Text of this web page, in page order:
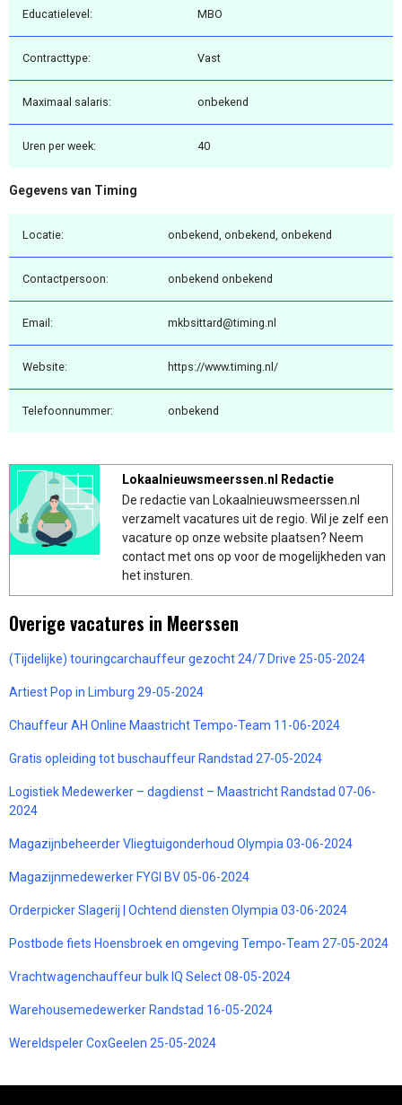
Educatielevel: MBO
Contracttype: Vast
Maximaal salaris: onbekend
Uren per week: 40
Gegevens van Timing
Locatie: onbekend, onbekend, onbekend
Contactpersoon: onbekend onbekend
Email: mkbsittard@timing.nl
Website: https://www.timing.nl/
Telefoonnummer: onbekend
Lokaalnieuwsmeerssen.nl Redactie
De redactie van Lokaalnieuwsmeerssen.nl
verzamelt vacatures uit de regio. Wil je zelf een
vacature op onze website plaatsen? Neem
contact met ons op voor de mogelijkheden van
het insturen.
Overige vacatures in Meerssen
(Tijdelijke) touringcarchauffeur gezocht 24/7 Drive 25-05-2024
Artiest Pop in Limburg 29-05-2024
Chauffeur AH Online Maastricht Tempo-Team 11-06-2024
Gratis opleiding tot buschauffeur Randstad 27-05-2024
Logistiek Medewerker – dagdienst – Maastricht Randstad 07-06-
2024
Magazijnbeheerder Vliegtuigonderhoud Olympia 03-06-2024
Magazijnmedewerker FYGI BV 05-06-2024
Orderpicker Slagerij | Ochtend diensten Olympia 03-06-2024
Postbode fiets Hoensbroek en omgeving Tempo-Team 27-05-2024
Vrachtwagenchauffeur bulk IQ Select 08-05-2024
Warehousemedewerker Randstad 16-05-2024
Wereldspeler CoxGeelen 25-05-2024